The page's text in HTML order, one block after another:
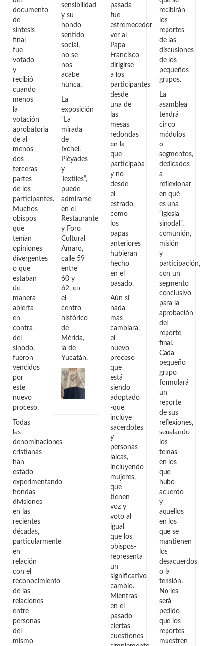
documento
de
síntesis
final
fue
votado
y
recibió
cuando
menos
la
votación
aprobatoria
de al
menos
dos
terceras
partes
de los
participantes.
Muchos
obispos
que
tenían
opiniones
divergentes
o que
estaban
de
manera
abierta
en
contra
del
sínodo,
fueron
vencidos
por
este
nuevo
proceso.
Todas
las
denominaciones
cristianas
han
estado
experimentando
hondas
divisiones
en las
recientes
décadas,
particularmente
en
relación
con el
reconocimiento
de las
relaciones
entre
personas
del
mismo
sensibilidad
y su
hondo
sentido
social,
no se
nos
acabe
nunca.
La
exposición
“La
mirada
de
Ixchel.
Pléyades
y
Textiles”,
puede
admirarse
en el
Restaurante
y Foro
Cultural
Amaro,
calle 59
entre
60 y
62, en
el
centro
histórico
de
Mérida,
la de
Yucatán.
pasada
fue
estremecedor
ver al
Papa
Francisco
dirigirse
a los
participantes
desde
una de
las
mesas
redondas
en la
que
participaba
y no
desde
el
estrado,
como
los
papas
anteriores
hubieran
hecho
en el
pasado.
Aún si
nada
más
cambiara,
el
nuevo
proceso
que
está
siendo
adoptado
-que
incluye
sacerdotes
y
personas
laicas,
incluyendo
mujeres,
que
tienen
voz y
voto al
igual
que los
obispos-
representa
un
significativo
cambio.
Mientras
en el
pasado
ciertas
cuestiones
recibirán
los
reportes
de las
discusiones
de los
pequeños
grupos.
La
asamblea
tendrá
cinco
módulos
o
segmentos,
dedicados
a
reflexionar
en qué
es una
“iglesia
sinodal”,
comunión,
misión
y
participación,
con un
segmento
conclusivo
para la
aprobación
del
reporte
final.
Cada
pequeño
grupo
formulará
un
reporte
de sus
reflexiones,
señalando
los
temas
en los
que
hubo
acuerdo
y
aquellos
en los
que se
mantienen
los
desacuerdos
o la
tensión.
No les
será
pedido
que los
reportes
muestren